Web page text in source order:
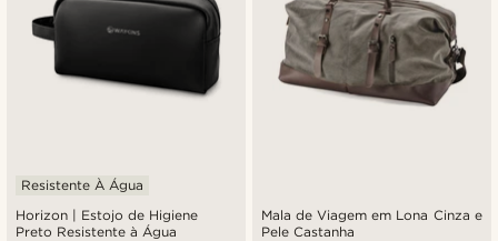
Horizon | Estojo de Higiene
Preto Resistente à Água
Resistente À Água
Mala de Viagem em Lona Cinza e
Pele Castanha